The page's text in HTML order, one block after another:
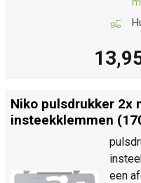
Niko pulsdrukker 2x
insteekklemmen
een